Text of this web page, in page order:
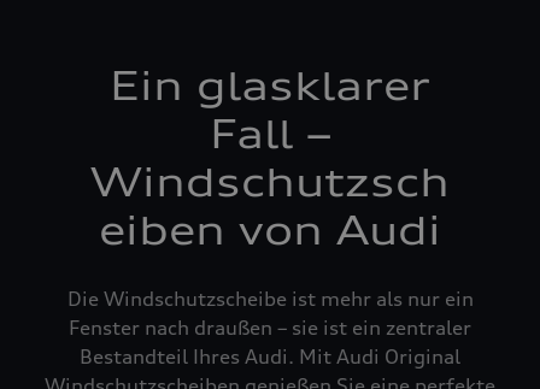
Ein glasklarer
Fall –
Windschutzsch
eiben von Audi
Die Windschutzscheibe ist mehr als nur ein
Fenster nach draußen – sie ist ein zentraler
Bestandteil Ihres Audi. Mit Audi Original